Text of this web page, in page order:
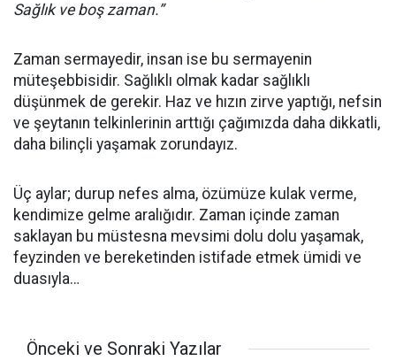
Sağlık ve boş zaman.”
Zaman sermayedir, insan ise bu sermayenin
müteşebbisidir. Sağlıklı olmak kadar sağlıklı
düşünmek de gerekir. Haz ve hızın zirve yaptığı, nefsin
ve şeytanın telkinlerinin arttığı çağımızda daha dikkatli,
daha bilinçli yaşamak zorundayız.
Üç aylar; durup nefes alma, özümüze kulak verme,
kendimize gelme aralığıdır. Zaman içinde zaman
saklayan bu müstesna mevsimi dolu dolu yaşamak,
feyzinden ve bereketinden istifade etmek ümidi ve
duasıyla…
Önceki ve Sonraki Yazılar